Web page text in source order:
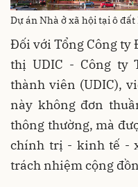
Dự án Nhà ở xã hội tại ô
Đối với Tổng Công ty
thị UDIC - Công ty
thành viên (UDIC),
này không đơn
thông thường, mà
chính trị - kinh tế -
trách nhiệm cộng